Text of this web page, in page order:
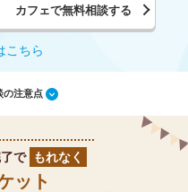
カフェで無料相談する
こちら
の注意点
で もれなく
ット